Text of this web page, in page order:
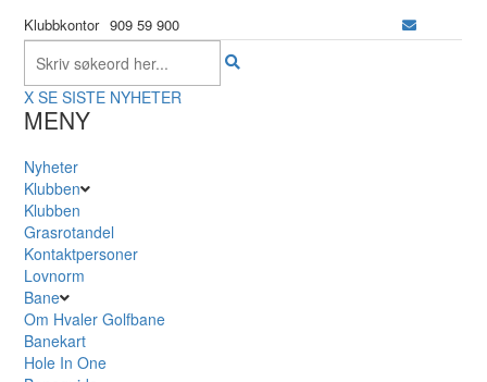
Klubbkontor 909 59 900
X SE SISTE NYHETER
MENY
Nyheter
Klubben
Klubben
Grasrotandel
Kontaktpersoner
Lovnorm
Bane
Om Hvaler Golfbane
Banekart
Hole In One